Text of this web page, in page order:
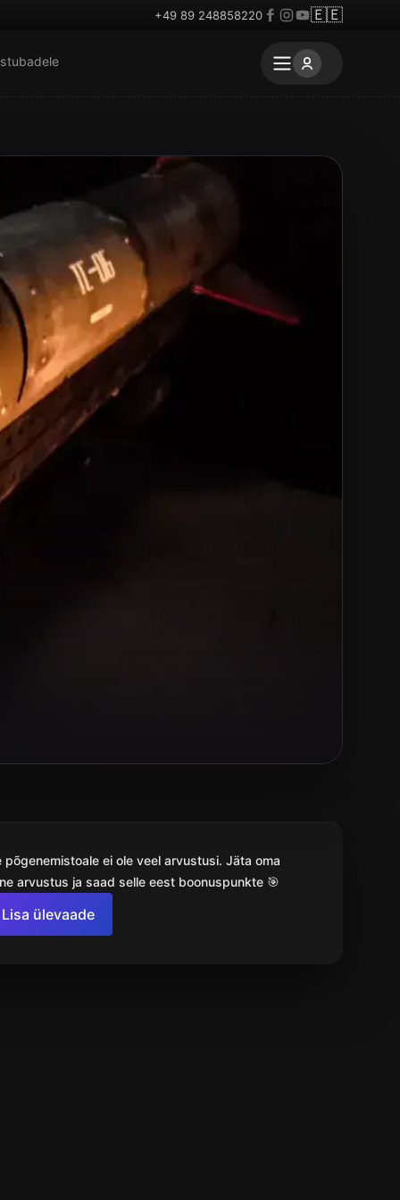
+49 89 248858220 🇪🇪
põgenemistoale ei ole veel arvustusi. Jäta oma
arvustus ja saad selle eest boonuspunkte 🎯
Lisa ülevaade